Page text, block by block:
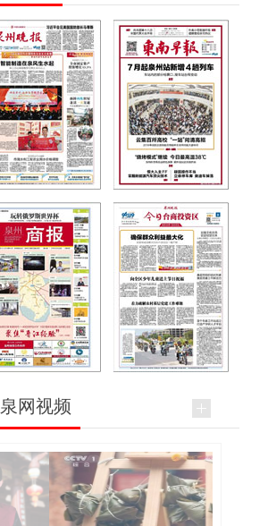
泉网视频